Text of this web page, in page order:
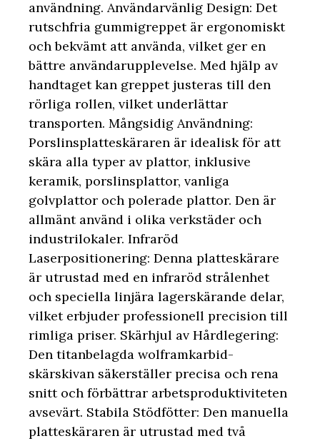
användning. Användarvänlig Design: Det
rutschfria gummigreppet är ergonomiskt
och bekvämt att använda, vilket ger en
bättre användarupplevelse. Med hjälp av
handtaget kan greppet justeras till den
rörliga rollen, vilket underlättar
transporten. Mångsidig Användning:
Porslinsplatteskäraren är idealisk för att
skära alla typer av plattor, inklusive
keramik, porslinsplattor, vanliga
golvplattor och polerade plattor. Den är
allmänt använd i olika verkstäder och
industrilokaler. Infraröd
Laserpositionering: Denna platteskärare
är utrustad med en infraröd strålenhet
och speciella linjära lagerskärande delar,
vilket erbjuder professionell precision till
rimliga priser. Skärhjul av Hårdlegering:
Den titanbelagda wolframkarbid-
skärskivan säkerställer precisa och rena
snitt och förbättrar arbetsproduktiviteten
avsevärt. Stabila Stödfötter: Den manuella
platteskäraren är utrustad med två